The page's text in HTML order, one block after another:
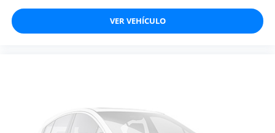
VER VEHÍCULO